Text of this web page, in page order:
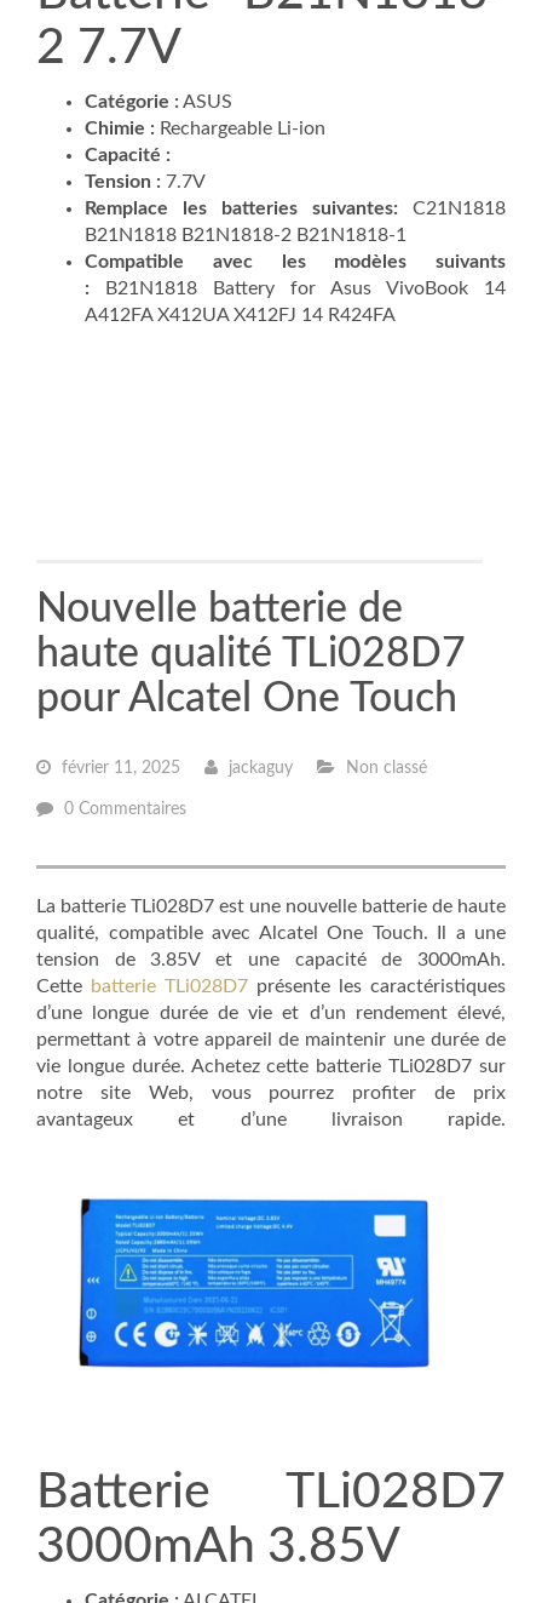
2 7.7V
Catégorie :ASUS
Chimie : Rechargeable Li-ion
Capacité :
Tension : 7.7V
Remplace les batteries suivantes: C21N1818
B21N1818 B21N1818-2 B21N1818-1
Compatible avec les modèles suivants
: B21N1818 Battery for Asus VivoBook 14
A412FA X412UA X412FJ 14 R424FA
Nouvelle batterie de
haute qualité TLi028D7
pour Alcatel One Touch
février 11, 2025 jackaguy Non classé
0 Commentaires
La batterie TLi028D7 est une nouvelle batterie de haute
qualité, compatible avec Alcatel One Touch. Il a une
tension de 3.85V et une capacité de 3000mAh.
Cette batterie TLi028D7 présente les caractéristiques
d’une longue durée de vie et d’un rendement élevé,
permettant à votre appareil de maintenir une durée de
vie longue durée. Achetez cette batterie TLi028D7 sur
notre site Web, vous pourrez profiter de prix
avantageux et d’une livraison rapide.
Batterie TLi028D7
3000mAh 3.85V